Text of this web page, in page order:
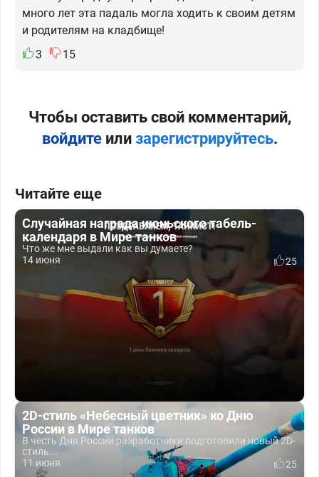
много лет эта падаль могла ходить к своим детям
и родителям на кладбище!
3
15
Чтобы оставить свой комментарий,
войдитеили зарегистрируйтесь.
Читайте еще
Случайная награда июньского табель-
календаря в Мире танков
Что же мне выдали как вы думаете?
14 июня
25
2D-стиль «Небесный цветник» ко Дню
России в Мире танков
В честь Дня России разработчики подготовили новый 2D-
стиль...
11 июня
25